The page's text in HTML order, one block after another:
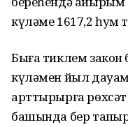
күләме 1617,2 һум
Быға тиклем закон
күләмен йыл
арттырырға рөхсәт
башында бер